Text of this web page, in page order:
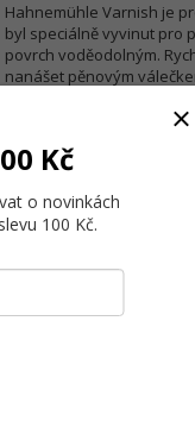
Hahnemühle Varnish je
byl speciálně vyvinut pro
povrch voděodolným.
nanášet pěnovým
Lak Hahnemühle na
ultrachromových
před plísněmi
povlak.
Lak Hahnemühle je
lesklým povrchem.
Kč
o novinkách
100 Kč.